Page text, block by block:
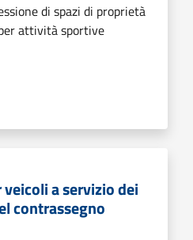
di spazi di proprietà
attività sportive
a servizio dei
contrassegno